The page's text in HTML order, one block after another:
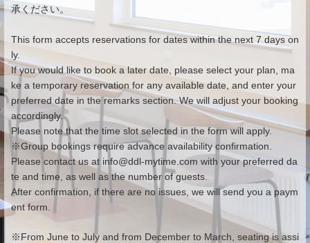
承ください。
This form accepts reservations for dates within the next 7 days on
ly.
If you would like to book a later date, please select your plan, ma
ke a temporary reservation for any available date, and enter your
preferred date in the remarks section. We will adjust your booking
accordingly.
Please note that the time slot selected in the form will apply.
※Group bookings require advance availability confirmation.
Please contact us at info@ddl-mytime.com with your preferred da
te and time, as well as the number of guests.
After confirmation, if there are no issues, we will send you a paym
ent form.
※From June to July and from December to March, seating is assi